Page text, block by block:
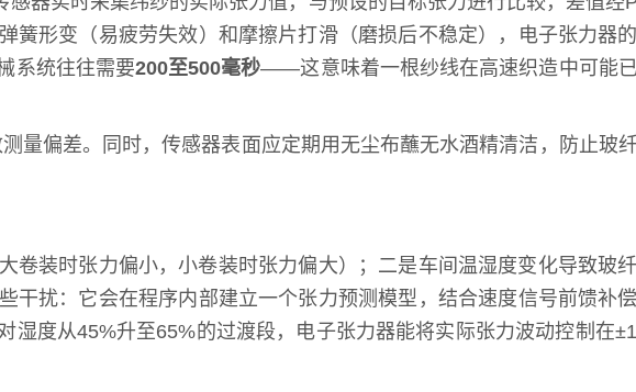
形变（易疲劳失效）和摩擦片打滑（磨损后不稳定），电子张力器
系统往往需要200至500毫秒——这意味着一根纱线在高速织造中可能
量偏差。同时，传感器表面应定期用无尘布蘸无水酒精清洁，防止玻
装时张力偏小，小卷装时张力偏大）；二是车间温湿度变化导致玻
扰：它会在程序内部建立一个张力预测模型，结合速度信号前馈补
湿度从45%升至65%的过渡段，电子张力器能将实际张力波动控制在